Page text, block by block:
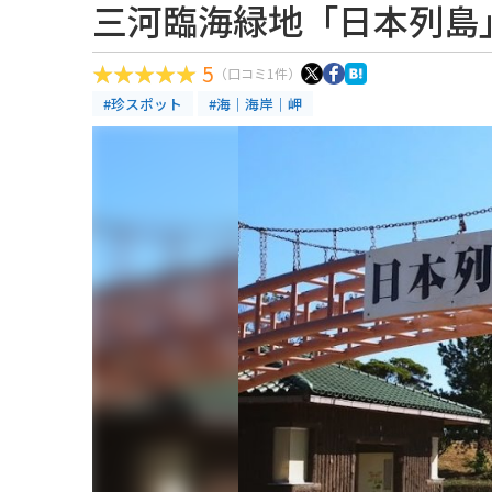
三河臨海緑地「日本列島
5 （口コミ1件）
#珍スポット #海｜海岸｜岬